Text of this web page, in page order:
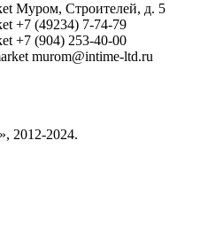
Муром, Строителей, д. 5
+7 (49234) 7-74-79
+7 (904) 253-40-00
murom@intime-ltd.ru
2012-2024.